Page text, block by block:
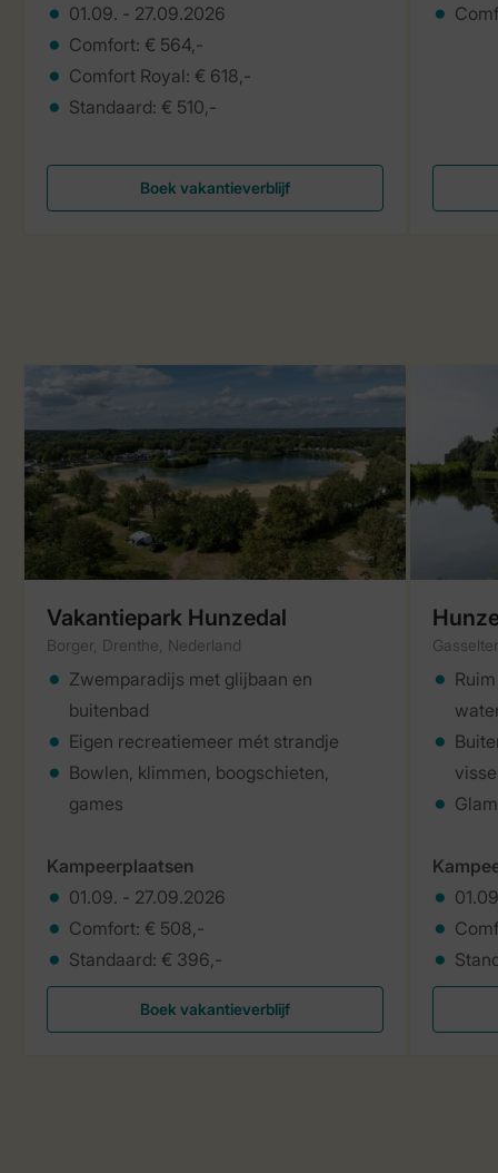
01.09. - 27.09.2026
Comfort: € 564,-
Comfort Royal: € 618,-
Standaard: € 510,-
Boek vakantieverblijf
Vakantiepark Hunzedal
Borger, Drenthe, Nederland
Zwemparadijs met glijbaan en
buitenbad
Eigen recreatiemeer mét strandje
Bowlen, klimmen, boogschieten,
games
Kampeerplaatsen
01.09. - 27.09.2026
Comfort: € 508,-
Standaard: € 396,-
Boek vakantieverblijf